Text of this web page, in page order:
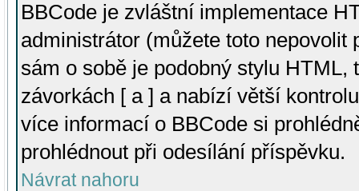
BBCode je zvláštní implementace
administrátor (můžete toto
sám o sobě je podobný stylu HTML,
závorkách [ a ] a nabízí větší
více informací o BBCode si
prohlédnout při odesílání příspěvku.
Návrat nahoru